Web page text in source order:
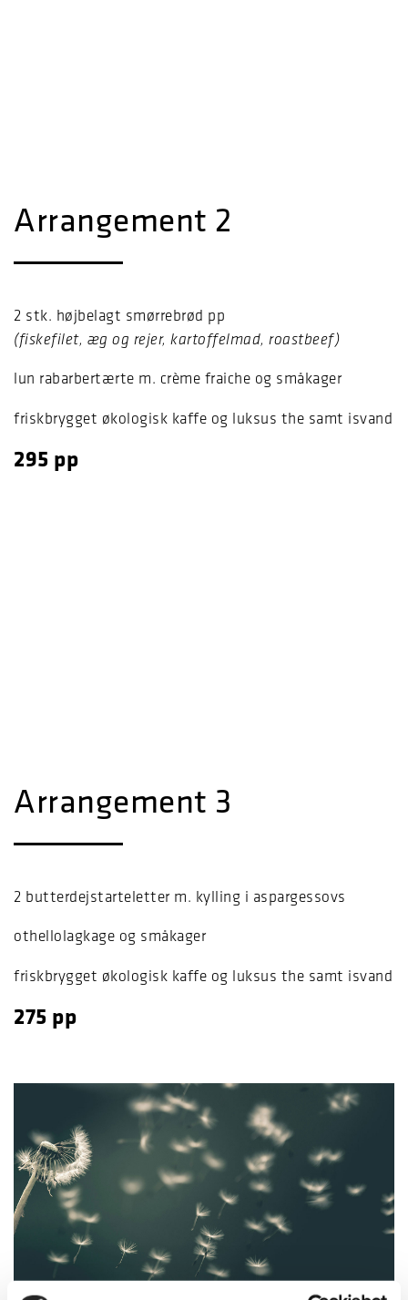
Arrangement 2
2 stk. højbelagt smørrebrød pp
(fiskefilet, æg og rejer, kartoffelmad, roastbeef)
lun rabarbertærte m. crème fraiche og småkager
friskbrygget økologisk kaffe og luksus the samt isvand
295 pp
Arrangement 3
2 butterdejstarteletter m. kylling i aspargessovs
othellolagkage og småkager
friskbrygget økologisk kaffe og luksus the samt isvand
275 pp